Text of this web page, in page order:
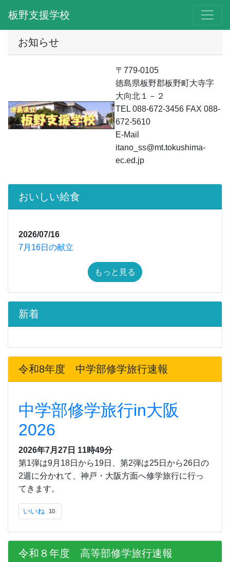
板野支援学校
お知らせ
〒779-0105
徳島県板野郡板野町大寺字
大向北１－２
TEL 088-672-3456 FAX 088-
672-5610
E-Mail
itano_ss@mt.tokushima-
ec.ed.jp
おいしい給食
2026/07/16
7月16日の献立
もっと見る
新着
令和8年度 中学部修学旅行速報
中学部修学旅行in大阪
2026
2026年7月27日 11時49分
第1弾は9月18日から19日、第2弾は25日から26日の
2週に分かれて、神戸・大阪方面へ修学旅行に行っ
てきます。
いいね 10
令和８年度 高等部修学旅行速報